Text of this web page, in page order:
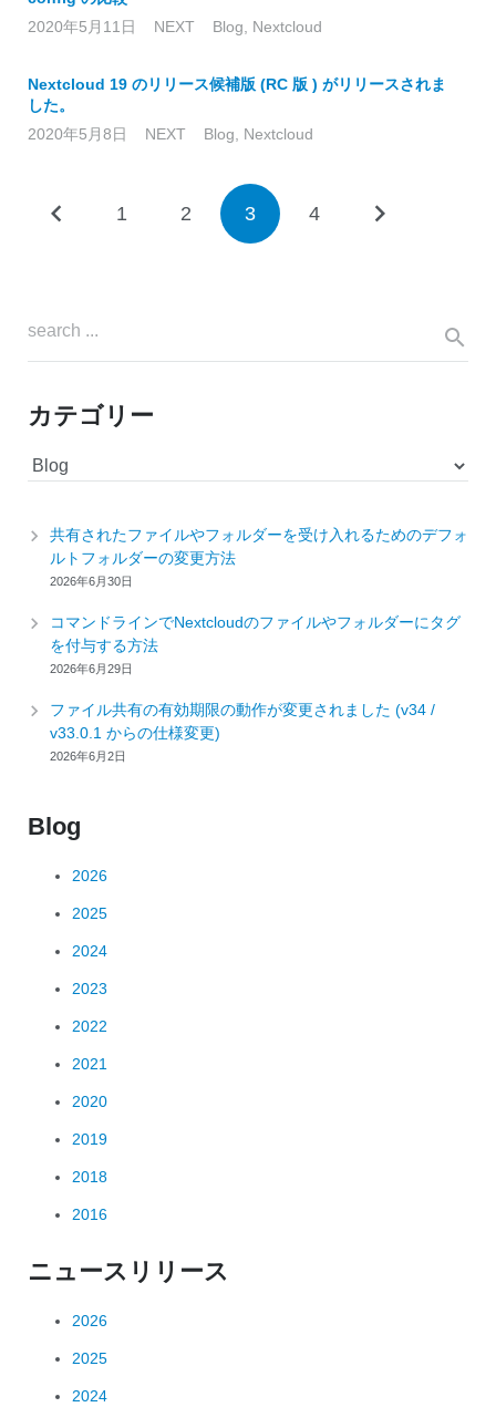
2020年5月11日
NEXT Blog Nextcloud
Nextcloud 19 のリリース候補版 (RC 版 ) がリリースされま
した。
2020年5月8日
NEXT Blog Nextcloud
1 2 3 4
カテゴリー
カ
共有されたファイルやフォルダーを受け入れるためのデフォ
ルトフォルダーの変更方法
2026年6月30日
コマンドラインでNextcloudのファイルやフォルダーにタグ
を付与する方法
2026年6月29日
ファイル共有の有効期限の動作が変更されました (v34 /
v33.0.1 からの仕様変更)
2026年6月2日
Blog
2026
2025
2024
2023
2022
2021
2020
2019
2018
2016
ニュースリリース
2026
2025
2024